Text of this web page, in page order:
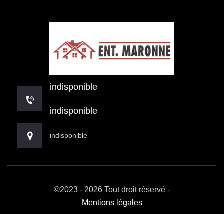
indisponible
indisponible
indisponible
©2023 - 2026 Tout droit réservé -
Mentions légales